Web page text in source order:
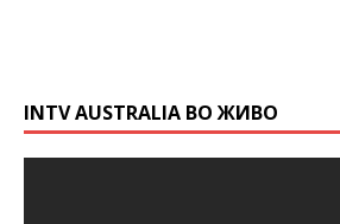
INTV AUSTRALIA ВО ЖИВО